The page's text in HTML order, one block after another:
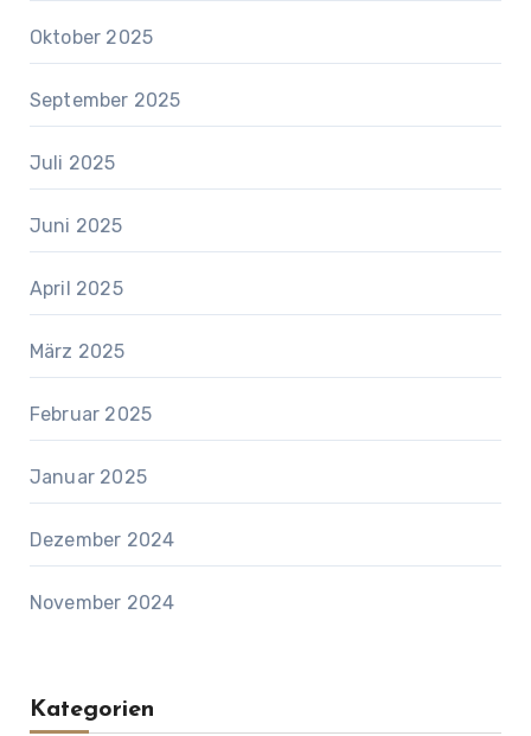
Oktober 2025
September 2025
Juli 2025
Juni 2025
April 2025
März 2025
Februar 2025
Januar 2025
Dezember 2024
November 2024
Kategorien